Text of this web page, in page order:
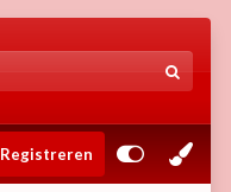
Registreren